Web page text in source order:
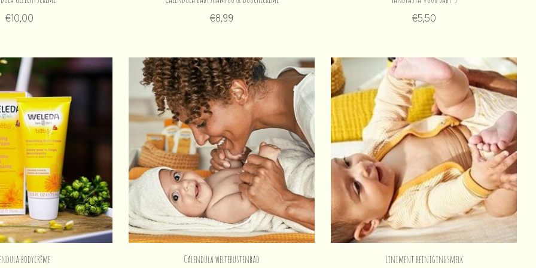
€10,00 €8,99 €5,50
bodycrème Calendula welterustenbad Liniment reinigingsmelk